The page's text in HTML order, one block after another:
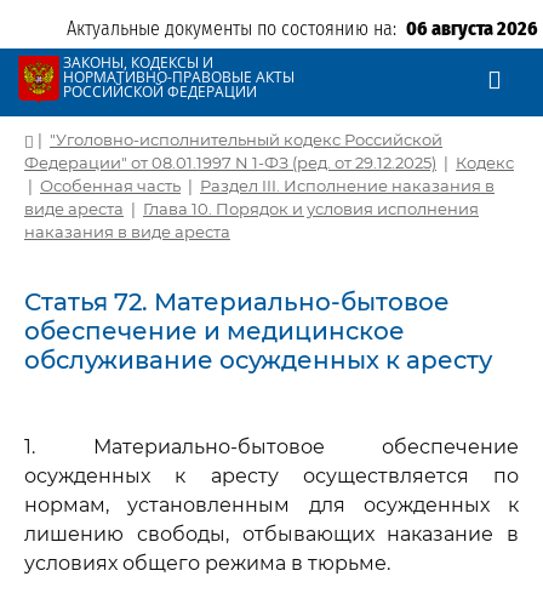
Актуальные документы по состоянию на: 06 августа 2026
ЗАКОНЫ, КОДЕКСЫ И
НОРМАТИВНО-ПРАВОВЫЕ АКТЫ
РОССИЙСКОЙ ФЕДЕРАЦИИ
| "Уголовно-исполнительный кодекс Российской
Федерации" от 08.01.1997 N 1-ФЗ (ред. от 29.12.2025) | Кодекс
| Особенная часть | Раздел III. Исполнение наказания в
виде ареста | Глава 10. Порядок и условия исполнения
наказания в виде ареста
Статья 72. Материально-бытовое
обеспечение и медицинское
обслуживание осужденных к аресту
1. Материально-бытовое обеспечение
осужденных к аресту осуществляется по
нормам, установленным для осужденных к
лишению свободы, отбывающих наказание в
условиях общего режима в тюрьме.